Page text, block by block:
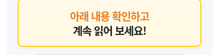
아래 내용 확인하고
계속 읽어 보세요!